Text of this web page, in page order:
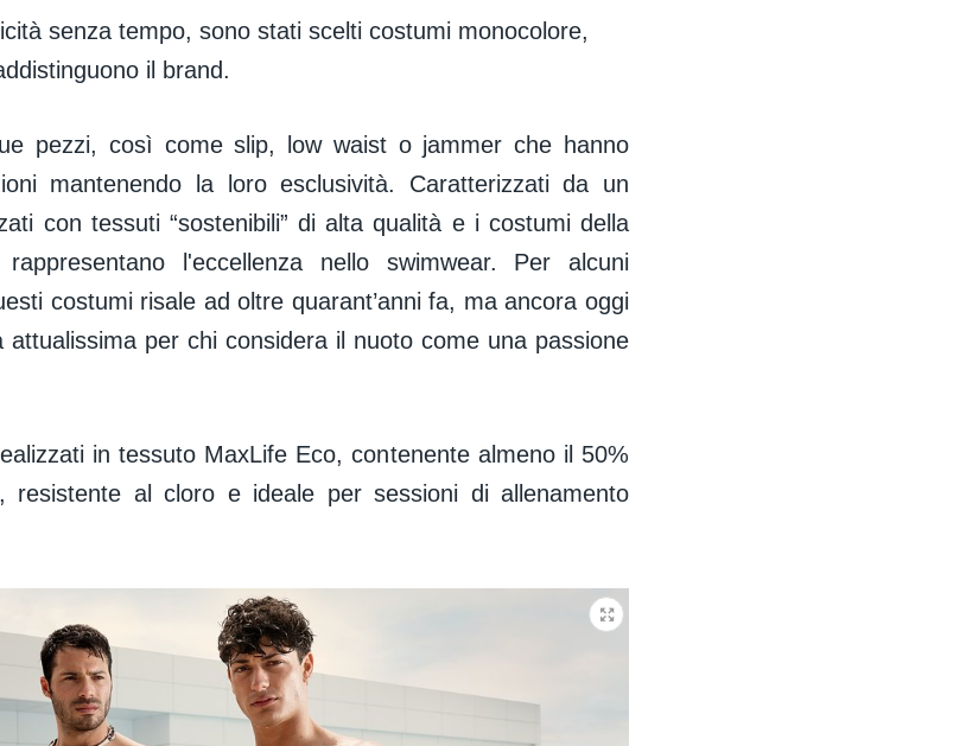
senza tempo, sono stati scelti costumi monocolore,
il brand.
pezzi, così come slip, low waist o jammer che hanno
mantenendo la loro esclusività. Caratterizzati da un
con tessuti “sostenibili” di alta qualità e i costumi della
l'eccellenza nello swimwear. Per alcuni
costumi risale ad oltre quarant’anni fa, ma ancora oggi
attualissima per chi considera il nuoto come una passione
in tessuto MaxLife Eco, contenente almeno il 50%
resistente al cloro e ideale per sessioni di allenamento